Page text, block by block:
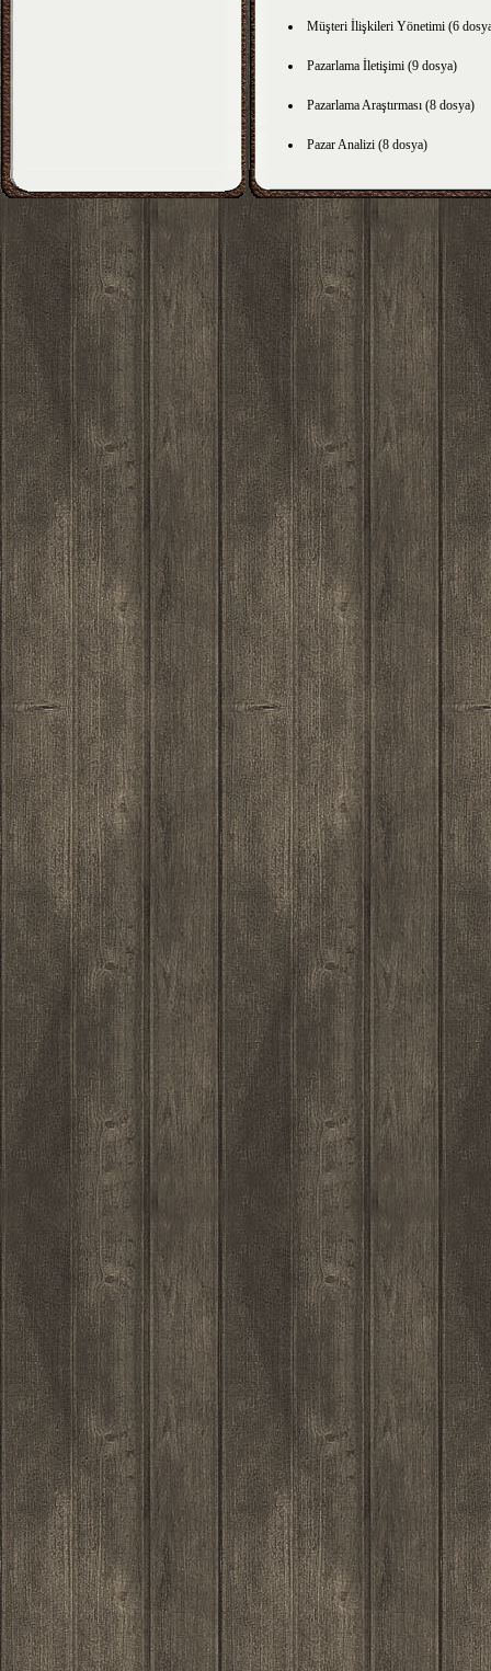
Müşteri İlişkileri Yönetimi (6
Pazarlama İletişimi (9 dosya)
Pazarlama Araştırması (8 dosya)
Pazar Analizi (8 dosya)